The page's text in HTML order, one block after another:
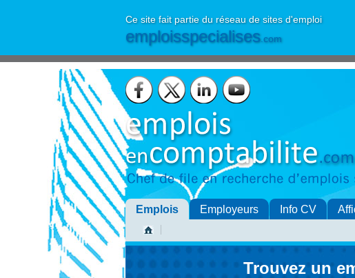
Ce site fait partie du réseau de sites d'emploi
emploisspecialises.com
Emplois Employeurs Info CV
Trouvez un